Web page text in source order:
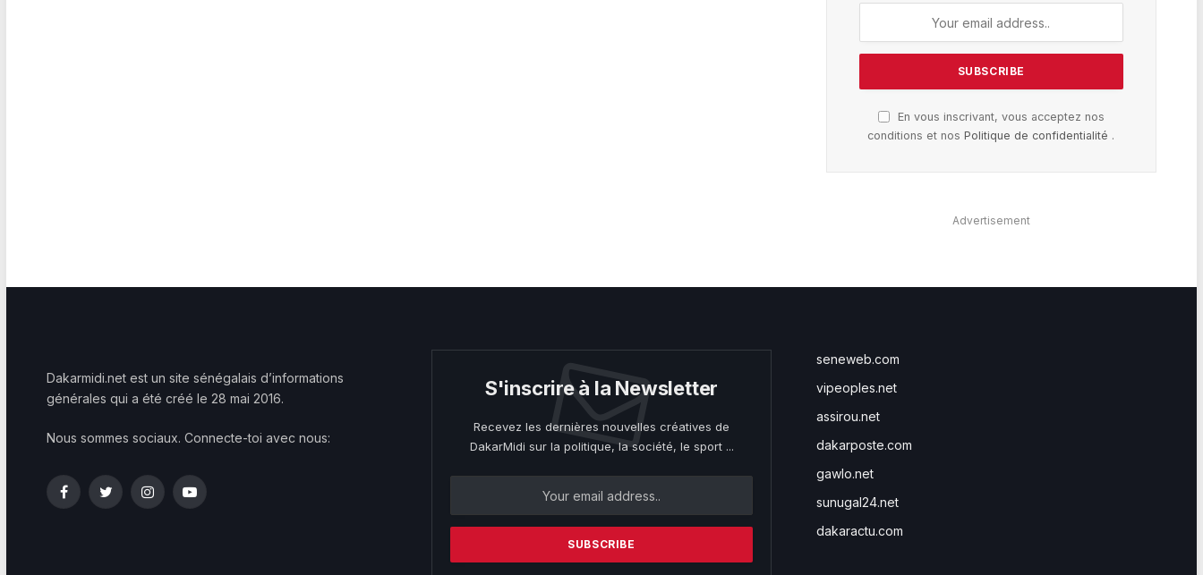
En vous inscrivant, vous acceptez nos
conditions et nosPolitique de confidentialité .
Advertisement
Dakarmidi.net est un site sénégalais d’informations
générales qui a été créé le 28 mai 2016.
Nous sommes sociaux. Connecte-toi avec nous:
FacebookTwitterInstagramYouTube
S'inscrire à la Newsletter
Recevez les dernières nouvelles créatives de
DakarMidi sur la politique, la société, le sport ...
seneweb.com
vipeoples.net
assirou.net
dakarposte.com
gawlo.net
sunugal24.net
dakaractu.com